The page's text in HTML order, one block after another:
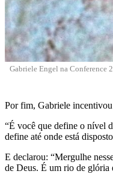
Gabriele Engel na Conference
Por fim, Gabriele
“É você que define o nível
define até onde está
E declarou: “Mergulhe
de Deus. É um rio de glória